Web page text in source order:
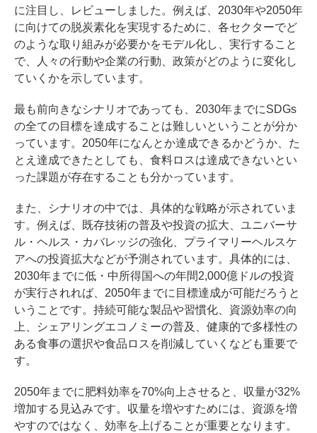
に注目し、レビューしました。例えば、2030年や2050年
に向けての脱炭素化を実現するために、各セクターでど
のような取り組みが必要かをモデル化し、実行すること
で、人々の行動や企業の行動、政策がどのように変化し
ていくかを示しています。
最も前向きなシナリオであっても、2030年までにSDGs
の全ての目標を達成することは難しいということが分か
っています。2050年になんとか達成できるかどうか、た
とえ達成できたとしても、食料ロスは達成できないとい
った課題が存在することも分かっています。
また、シナリオの中では、具体的な戦略が示されていま
す。例えば、既存技術の普及や投資の拡大、ユニバーサ
ル・ヘルス・カバレッジの強化、プライマリーヘルスケ
アへの投資拡大などが予測されています。具体的には、
2030年までに低・中所得国への年間2,000億ドルの投資
が実行されれば、2050年までに目標達成が可能だろうと
いうことです。持続可能な製品や習慣化、資源効率の向
上、シェアリングエコノミーの普及、健康的で多様性の
ある食事の選択や食品ロスを削減していくなども重要で
す。
2050年までに肥料効率を70%向上させると、収量が32%
増加する見込みです。収量を増やすためには、資源を増
やすのではなく、効率を上げることが重要となります。